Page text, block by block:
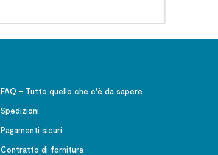
FAQ - Tutto quello che c'è da sapere
Spedizioni
Pagamenti sicuri
Contratto di fornitura